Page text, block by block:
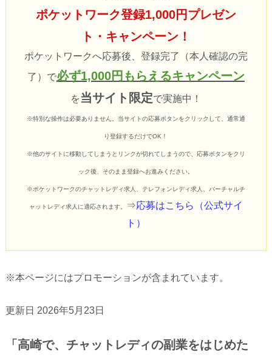
ポケットワーク登録1,000円プレゼン
ト・キャンペーン！
ポケットワークへ応募後、登録完了（本人確認の完
了）で必ず1,000円もらえるキャンペーン
を 当サイト限定で実施中！
※特別な操作は必要ありません。 当サイトの応募ボタンをクリックして、通常通
り登録するだけでOK！
※他のサイトに移動してしまうとリンクが切れてしまうので、応募ボタンをクリ
ック後、そのまま登録へお進みください。
※ポケットワークのチャットレディ求人、テレフォンレディ求人、バーチャルチ
ャットレディ求人に適応されます。 ⇒応募はこちら（公式サイ
ト）
※本ページにはプロモーションが含まれています。
更新日 2026年5月23日
「高崎で、チャットレディの副業をはじめた